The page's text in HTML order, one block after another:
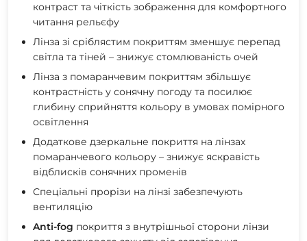
контраст та чіткість зображення для комфортного
читання рельєфу
Лінза зі сріблястим покриттям зменшує перепад
світла та тіней – знижує стомлюваність очей
Лінза з помаранчевим покриттям збільшує
контрастність у сонячну погоду та посилює
глибину сприйняття кольору в умовах помірного
освітлення
Додаткове дзеркальне покриття на лінзах
помаранчевого кольору – знижує яскравість
відблисків сонячних променів
Спеціальні прорізи на лінзі забезпечують
вентиляцію
Anti-fog покриття з внутрішньої сторони лінзи